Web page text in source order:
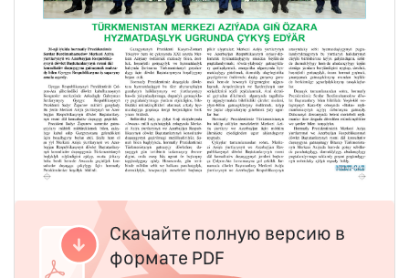
Скачайте полную версию в
формате PDF